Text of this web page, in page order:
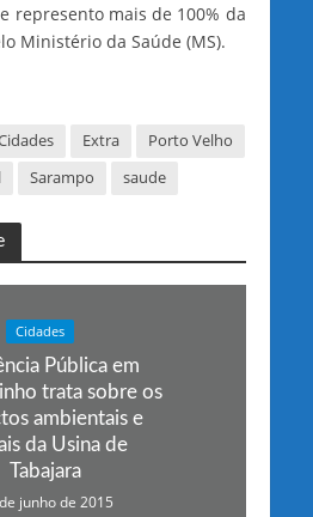
represento mais de 100% da
Ministério da Saúde (MS).
Extra
Porto Velho
Sarampo saude
Cidades
Pública em
trata sobre os
ambientais e
da Usina de
Tabajara
junho de 2015